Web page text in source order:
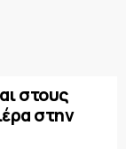
στους
στην